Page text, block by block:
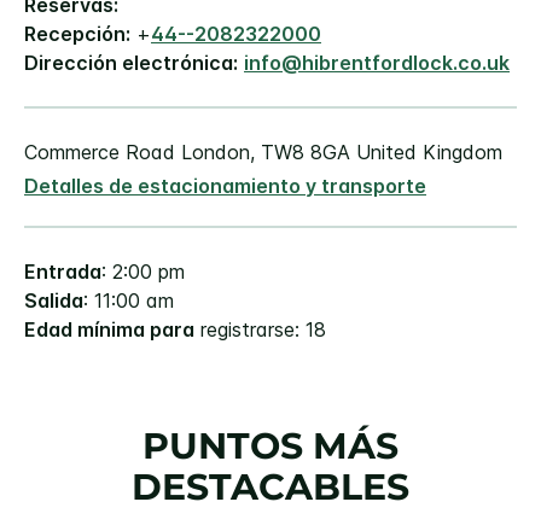
Recepción: +44--2082322000
Dirección electrónica: info@hibrentfordlock.co.uk
Commerce Road London, TW8 8GA United Kingdom
Detalles de estacionamiento y transporte
Entrada: 2:00 pm
Salida: 11:00 am
Edad mínima para registrarse: 18
PUNTOS MÁS
DESTACABLES